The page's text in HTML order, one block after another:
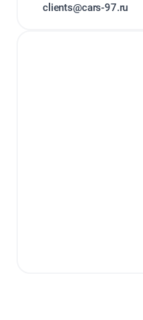
clients@cars-97.ru